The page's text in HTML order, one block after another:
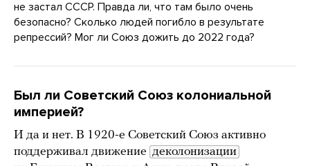
не застал СССР. Правда ли, что там было очень
безопасно? Сколько людей погибло в результате
репрессий? Мог ли Союз дожить до 2022 года?
Был ли Советский Союз колониальной
империей?
И да и нет. В 1920-е Советский Союз активно
поддерживал движение деколонизации